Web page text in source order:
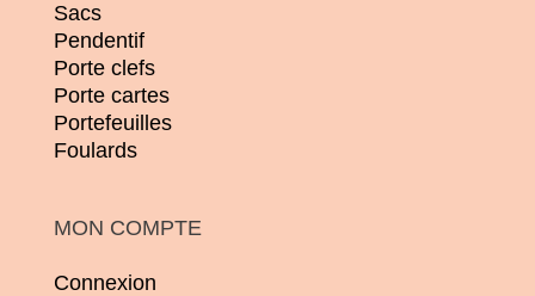
Sacs
Pendentif
Porte clefs
Porte cartes
Portefeuilles
Foulards
MON COMPTE
Connexion